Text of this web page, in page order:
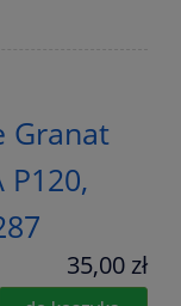
Granat
P120,
35,00 zł